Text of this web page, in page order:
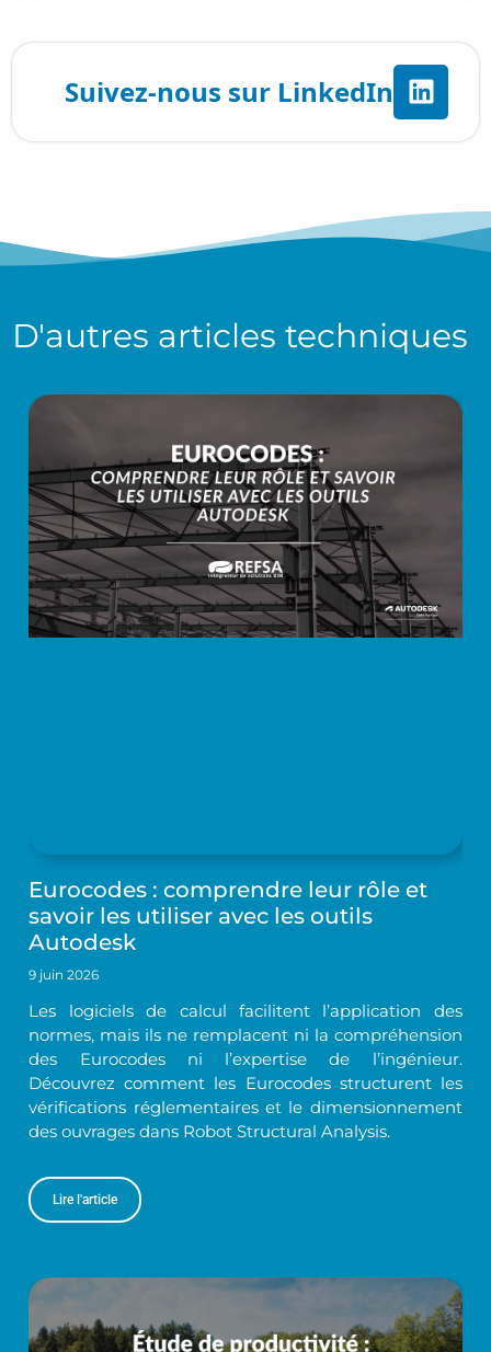
D'autres articles techniques
Eurocodes : comprendre leur rôle et
savoir les utiliser avec les outils
Autodesk
9 juin 2026
Les logiciels de calcul facilitent l’application des
normes, mais ils ne remplacent ni la compréhension
des Eurocodes ni l’expertise de l’ingénieur.
Découvrez comment les Eurocodes structurent les
vérifications réglementaires et le dimensionnement
des ouvrages dans Robot Structural Analysis.
Lire l'article